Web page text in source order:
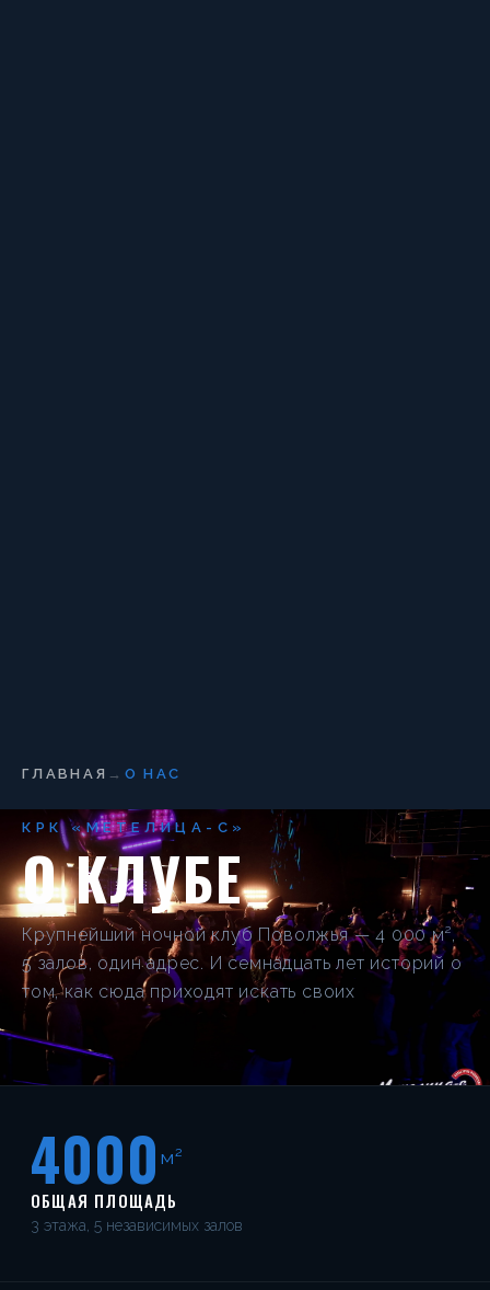
ГЛАВНАЯ → О НАС
КРК «МЕТЕЛИЦА-С»
О КЛУБЕ
Крупнейший ночной клуб Поволжья — 4 000 м²,
5 залов, один адрес. И семнадцать лет историй о
том, как сюда приходят искать своих
4000 м²
ОБЩАЯ ПЛОЩАДЬ
3 этажа, 5 независимых залов